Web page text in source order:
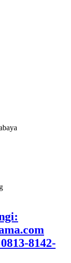
8142-